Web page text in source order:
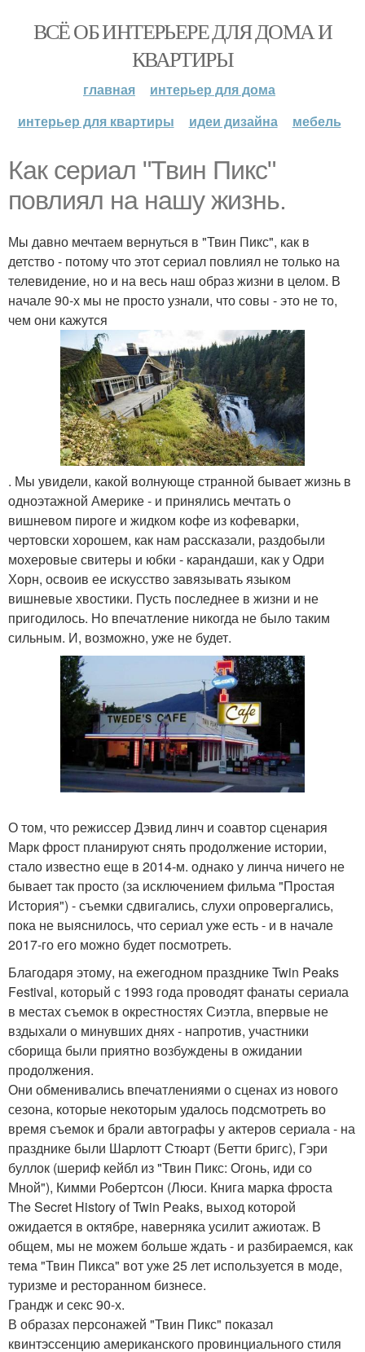
ВСЁ ОБ ИНТЕРЬЕРЕ ДЛЯ ДОМА И
КВАРТИРЫ
главная
интерьер для дома
интерьер для квартиры
идеи дизайна мебель
Как сериал "Твин Пикс"
повлиял на нашу жизнь.
Мы давно мечтаем вернуться в "Твин Пикс", как в
детство - потому что этот сериал повлиял не только на
телевидение, но и на весь наш образ жизни в целом. В
начале 90-х мы не просто узнали, что совы - это не то,
чем они кажутся
. Мы увидели, какой волнующе странной бывает жизнь в
одноэтажной Америке - и принялись мечтать о
вишневом пироге и жидком кофе из кофеварки,
чертовски хорошем, как нам рассказали, раздобыли
мохеровые свитеры и юбки - карандаши, как у Одри
Хорн, освоив ее искусство завязывать языком
вишневые хвостики. Пусть последнее в жизни и не
пригодилось. Но впечатление никогда не было таким
сильным. И, возможно, уже не будет.
О том, что режиссер Дэвид линч и соавтор сценария
Марк фрост планируют снять продолжение истории,
стало известно еще в 2014-м. однако у линча ничего не
бывает так просто (за исключением фильма "Простая
История") - съемки сдвигались, слухи опровергались,
пока не выяснилось, что сериал уже есть - и в начале
2017-го его можно будет посмотреть.
Благодаря этому, на ежегодном празднике Twin Peaks
Festival, который с 1993 года проводят фанаты сериала
в местах съемок в окрестностях Сиэтла, впервые не
вздыхали о минувших днях - напротив, участники
сборища были приятно возбуждены в ожидании
продолжения.
Они обменивались впечатлениями о сценах из нового
сезона, которые некоторым удалось подсмотреть во
время съемок и брали автографы у актеров сериала - на
празднике были Шарлотт Стюарт (Бетти бригс), Гэри
буллок (шериф кейбл из "Твин Пикс: Огонь, иди со
Мной"), Кимми Робертсон (Люси. Книга марка фроста
The Secret History of Twin Peaks, выход которой
ожидается в октябре, наверняка усилит ажиотаж. В
общем, мы не можем больше ждать - и разбираемся, как
тема "Твин Пикса" вот уже 25 лет используется в моде,
туризме и ресторанном бизнесе.
Грандж и секс 90-х.
В образах персонажей "Твин Пикс" показал
квинтэссенцию американского провинциального стиля